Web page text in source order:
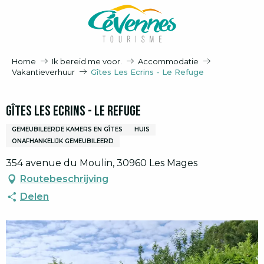
Home Ik bereid me voor.
Accommodatie
Vakantieverhuur
Gîtes Les Ecrins - Le Refuge
Gîtes Les Ecrins - Le Refuge
GEMEUBILEERDE KAMERS EN GÎTES
HUIS
ONAFHANKELIJK GEMEUBILEERD
354 avenue du Moulin, 30960 Les Mages
Routebeschrijving
Delen